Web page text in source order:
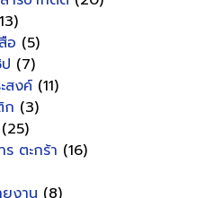
อ (5)
(7)
สงค์ (11)
ก (3)
(25)
ร ตะกร้า (16)
งาน (8)